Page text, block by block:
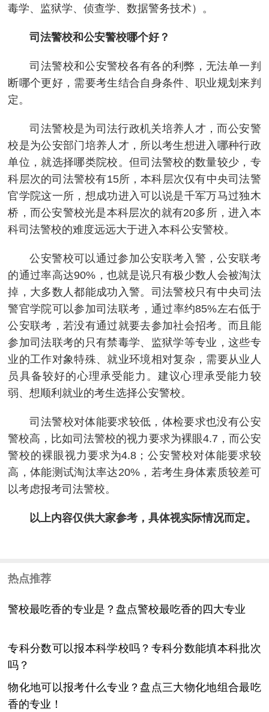
毒学、监狱学、侦查学、数据警务技术）。
司法警校和公安警校哪个好？
司法警校和公安警校各有各的利弊，无法单一判
断哪个更好，需要考生结合自身条件、职业规划来判
定。
司法警校是为司法行政机关培养人才，而公安警
校是为公安部门培养人才，所以考生想进入哪种行政
单位，就选择哪类院校。但司法警校的数量较少，专
科层次的司法警校有15所，本科层次仅有中央司法警
官学院这一所，想成功进入可以说是千军万马过独木
桥，而公安警校光是本科层次的就有20多所，进入本
科司法警校的难度远远大于进入本科公安警校。
公安警校可以通过参加公安联考入警，公安联考
的通过率高达90%，也就是说只有极少数人会被淘汰
掉，大多数人都能成功入警。司法警校只有中央司法
警官学院可以参加司法联考，通过率约85%左右低于
公安联考，若没有通过就要去参加社会招考。而且能
参加司法联考的只有禁毒学、监狱学等专业，这些专
业的工作对象特殊、就业环境相对复杂，需要从业人
员具备较好的心理承受能力。建议心理承受能力较
弱、想顺利就业的考生选择公安警校。
司法警校对体能要求较低，体检要求也没有公安
警校高，比如司法警校的视力要求为裸眼4.7，而公安
警校的裸眼视力要求为4.8；公安警校对体能要求较
高，体能测试淘汰率达20%，若考生身体素质较差可
以考虑报考司法警校。
以上内容仅供大家参考，具体视实际情况而定。
热点推荐
警校最吃香的专业是？盘点警校最吃香的四大专业
专科分数可以报本科学校吗？专科分数能填本科批次
吗？
物化地可以报考什么专业？盘点三大物化地组合最吃
香的专业！